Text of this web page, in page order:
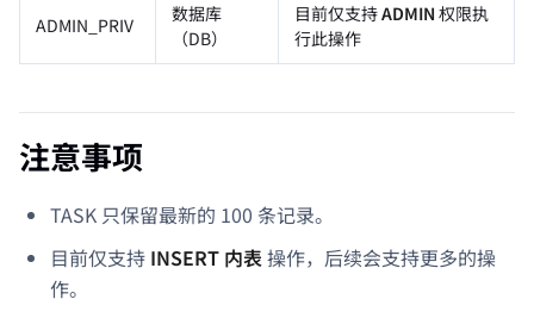
ADMIN_PRIV
数据库
（DB）
目前仅支持ADMIN 权限执
行此操作
注意事项
TASK 只保留最新的 100 条记录。
目前仅支持 INSERT 内表操作，后续会支持更多的操
作。